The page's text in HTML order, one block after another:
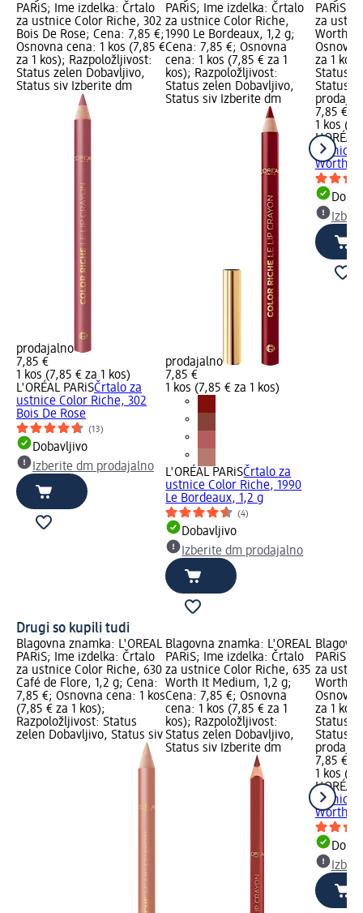
PARiS; Ime izdelka: Črtalo
za ustnice Color Riche, 302
Bois De Rose; Cena: 7,85 €;
Osnovna cena: 1 kos (7,85 €
za 1 kos); Razpoložljivost:
Status zelen Dobavljivo,
Status siv Izberite dm
prodajalno
7,85 €
1 kos (7,85 € za 1 kos)
L'ORÉAL PARiSČrtalo za
ustnice Color Riche, 302
Bois De Rose
(13)
Dobavljivo
Izberite dm prodajalno
PARiS; Ime izdelka: Črtalo
za ustnice Color Riche,
1990 Le Bordeaux, 1,2 g;
Cena: 7,85 €; Osnovna
cena: 1 kos (7,85 € za 1
kos); Razpoložljivost:
Status zelen Dobavljivo,
Status siv Izberite dm
prodajalno
7,85 €
1 kos (7,85 € za 1 kos)
L'ORÉAL PARiSČrtalo za
ustnice Color Riche, 1990
Le Bordeaux, 1,2 g
(4)
Dobavljivo
Izberite dm prodajalno
PARiS;
za
Worth
za 1
Status
Status
7,85 €
1 kos
L'ORÉAL
ustnice
Worth
Drugi so kupili tudi
Blagovna znamka: L'ORÉAL
PARiS; Ime izdelka: Črtalo
za ustnice Color Riche, 630
Café de Flore, 1,2 g; Cena:
7,85 €; Osnovna cena: 1 kos
(7,85 € za 1 kos);
Razpoložljivost: Status
zelen Dobavljivo, Status siv
Blagovna znamka: L'ORÉAL
PARiS; Ime izdelka: Črtalo
za ustnice Color Riche, 635
Worth It Medium, 1,2 g;
Cena: 7,85 €; Osnovna
cena: 1 kos (7,85 € za 1
kos); Razpoložljivost:
Status zelen Dobavljivo,
Status siv Izberite dm
PARiS;
za
Worth
za 1
Status
Status
7,85 €
1 kos
L'ORÉAL
ustnice
Worth